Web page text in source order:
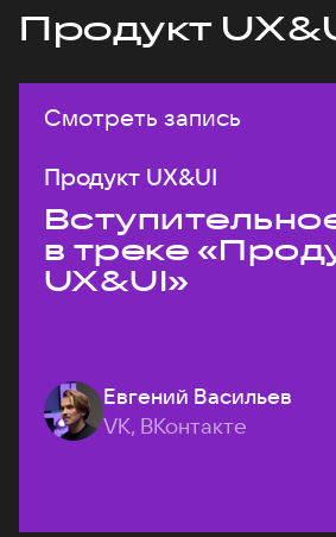
Продукт
Смотреть запись
Продукт UX&UI
в треке
UX&UI»
Евгений Васильев
VK, ВКонтакте